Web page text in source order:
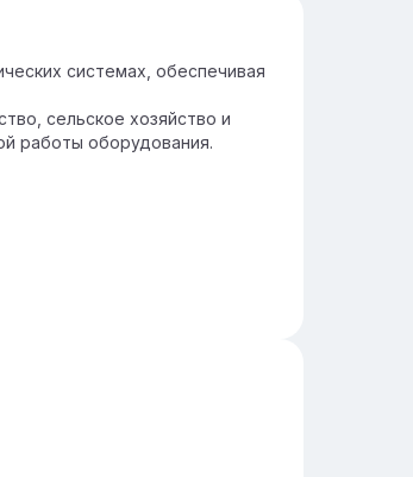
системах, обеспечивая
сельское хозяйство и
работы оборудования.